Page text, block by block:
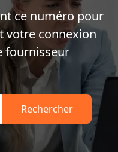
ce numéro pour
votre connexion
fournisseur
Rechercher